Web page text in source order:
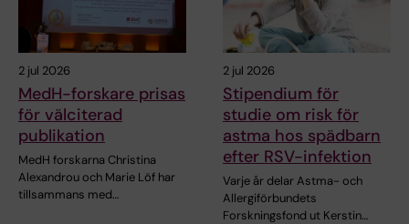
2 jul 2026
MedH-forskare prisas
för välciterad
publikation
MedH forskarna Christina
Alexandrou och Marie Löf har
tillsammans med…
2 jul 2026
Stipendium för
studie om risk för
astma hos spädbarn
efter RSV-infektion
Varje år delar Astma- och
Allergiförbundets
Forskningsfond ut Kerstin…